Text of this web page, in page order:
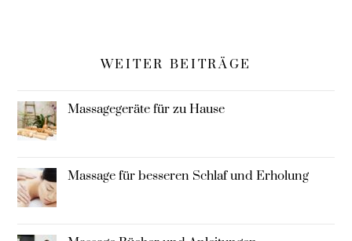
WEITER BEITRÄGE
Massagegeräte für zu Hause
Massage für besseren Schlaf und Erholung